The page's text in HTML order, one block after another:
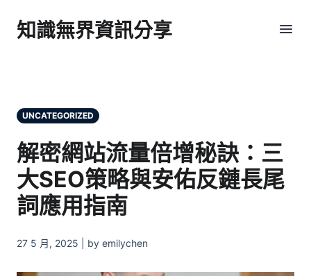
知識無界資訊分享
UNCATEGORIZED
解密網站流量倍增秘訣：三
大SEO策略與安佑反鏈長尾
詞應用指南
27 5 月, 2025 | by emilychen